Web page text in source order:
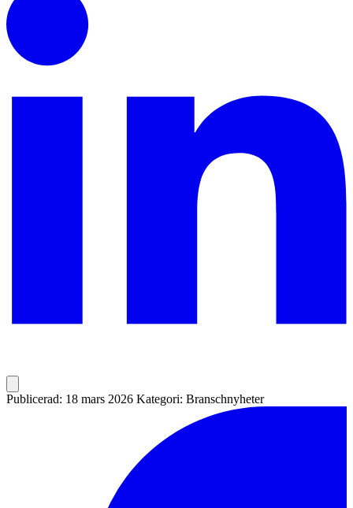
Publicerad: 18 mars 2026 Kategori: Branschnyheter